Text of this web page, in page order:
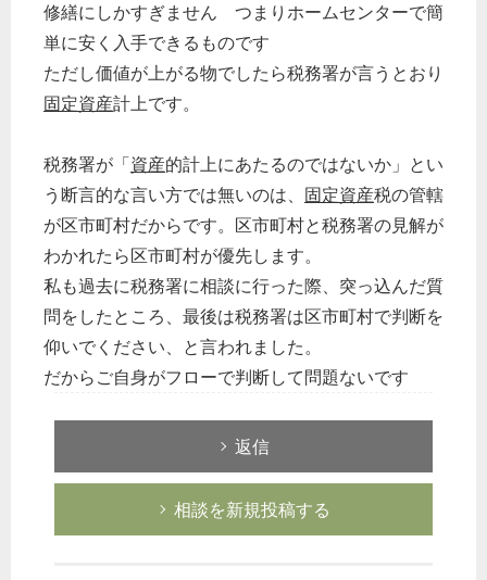
修繕にしかすぎません つまりホームセンターで簡
単に安く入手できるものです
ただし価値が上がる物でしたら税務署が言うとおり
固定資産計上です。
税務署が「資産的計上にあたるのではないか」とい
う断言的な言い方では無いのは、 固定資産税の管轄
が区市町村だからです。区市町村と税務署の見解が
わかれたら区市町村が優先します。
私も過去に税務署に相談に行った際、突っ込んだ質
問をしたところ、最後は税務署は区市町村で判断を
仰いでください、と言われました。
だからご自身がフローで判断して問題ないです
返信
相談を新規投稿する